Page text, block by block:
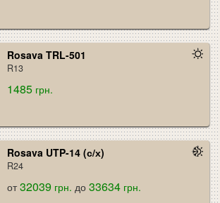
Rosava TRL-501
R13
1485 грн.
Rosava UTP-14 (с/х)
R24
от32039 грн. до33634 грн.